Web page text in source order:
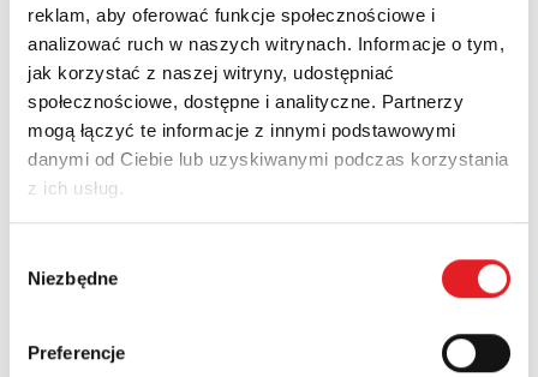
reklam, aby oferować funkcje społecznościowe i
analizować ruch w naszych witrynach. Informacje o tym,
jak korzystać z naszej witryny, udostępniać
społecznościowe, dostępne i analityczne. Partnerzy
mogą łączyć te informacje z innymi podstawowymi
danymi od Ciebie lub uzyskiwanymi podczas korzystania
z ich usług.
zgody
Niezbędne
Preferencje
Adres e-mail: *
Nazwa firmy:
Numer telefonu:
Województwo: